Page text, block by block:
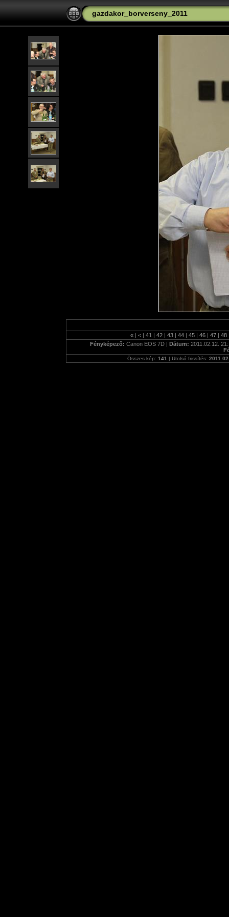
gazdakor_borverseny_2011
« | < | 41 | 42 | 43 | 44 | 45 | 46 | 47 | 48
Fényképező: Canon EOS 7D | Dátum: 2011.02.12.
Összes kép: 141 | Utolsó frissítés: